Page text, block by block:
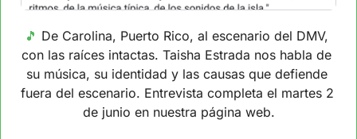
🎵 De Carolina, Puerto Rico, al escenario del DMV,
con las raíces intactas. Taisha Estrada nos habla de
su música, su identidad y las causas que defiende
fuera del escenario. Entrevista completa el martes 2
de junio en nuestra página web.